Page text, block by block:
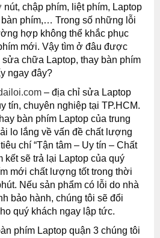
nút, chập phím, liệt phím, Laptop
phím,… Trong số những lỗi
hợp không thể khắc phục
mới. Vậy tìm ở đâu được
sửa chữa Laptop, thay bàn phím
ngay đây?
– địa chỉ sửa Laptop
tín, chuyên nghiệp tại TP.HCM.
bàn phím Laptop của trung
lo lắng về vấn đề chất lượng
chí “Tận tâm – Uy tín – Chất
kết sẽ trả lại Laptop của quý
mới chất lượng tốt trong thời
Nếu sản phẩm có lỗi do nhà
bảo hành, chúng tôi sẽ đổi
quý khách ngay lập tức.
phím Laptop quận 3chúng tôi